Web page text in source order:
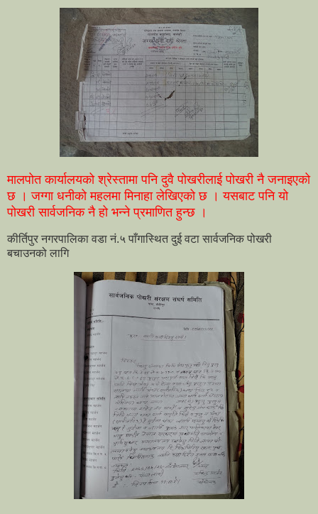
मालपोत कार्यालयको श्रेस्तामा पनि दुवै पोखरीलाई पोखरी नै जनाइएको
छ । जग्गा धनीको महलमा मिनाहा लेखिएको छ । यसबाट पनि यो
पोखरी सार्वजनिक नै हो भन्ने प्रमाणित हुन्छ ।
कीर्तिपुर नगरपालिका वडा नं.५ पाँगास्थित दुई वटा सार्वजनिक पोखरी
बचाउनको लागि